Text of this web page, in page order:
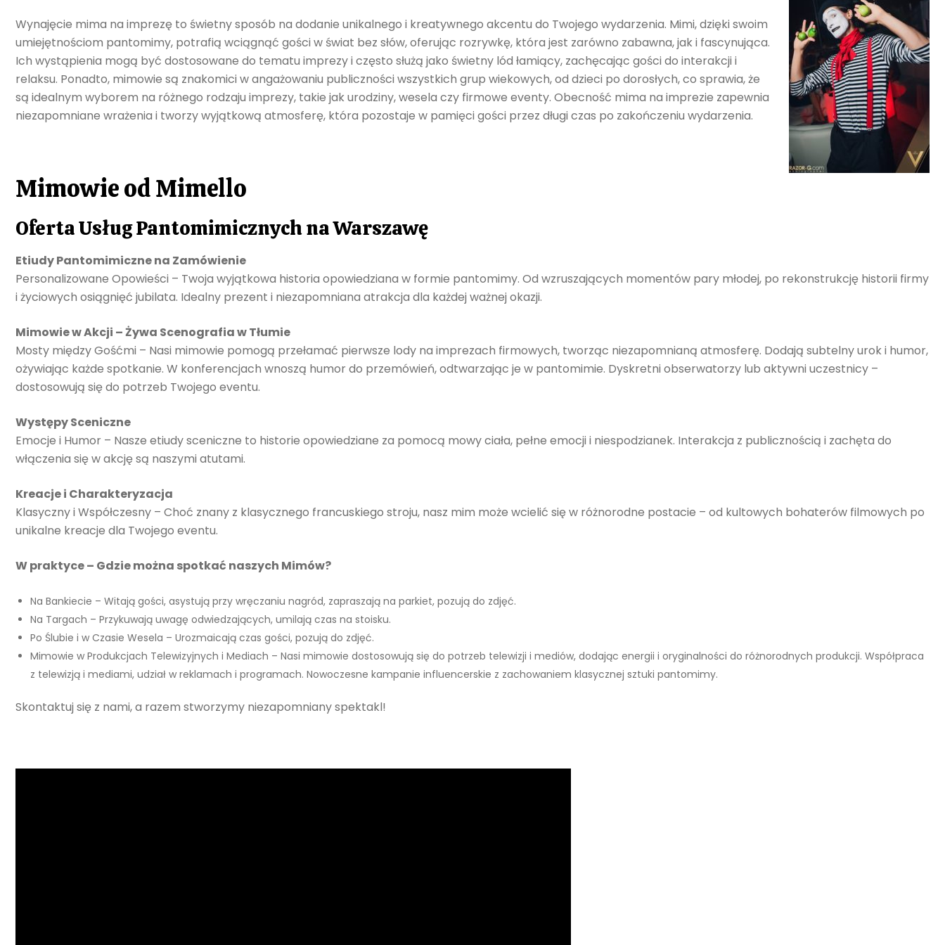
Wynajęcie mima na imprezę to świetny sposób na dodanie unikalnego i kreatywnego akcentu do Twojego wydarzenia. Mimi, dzięki swoim
umiejętnościom pantomimy, potrafią wciągnąć gości w świat bez słów, oferując rozrywkę, która jest zarówno zabawna, jak i fascynująca.
Ich wystąpienia mogą być dostosowane do tematu imprezy i często służą jako świetny lód łamiący, zachęcając gości do interakcji i
relaksu. Ponadto, mimowie są znakomici w angażowaniu publiczności wszystkich grup wiekowych, od dzieci po dorosłych, co sprawia, że
są idealnym wyborem na różnego rodzaju imprezy, takie jak urodziny, wesela czy firmowe eventy. Obecność mima na imprezie zapewnia
niezapomniane wrażenia i tworzy wyjątkową atmosferę, która pozostaje w pamięci gości przez długi czas po zakończeniu wydarzenia.
Mimowie od Mimello
Oferta Usług Pantomimicznych na Warszawę
Etiudy Pantomimiczne na Zamówienie
Personalizowane Opowieści – Twoja wyjątkowa historia opowiedziana w formie pantomimy. Od wzruszających momentów pary młodej, po rekonstrukcję historii firmy
i życiowych osiągnięć jubilata. Idealny prezent i niezapomniana atrakcja dla każdej ważnej okazji.
Mimowie w Akcji – Żywa Scenografia w Tłumie
Mosty między Gośćmi – Nasi mimowie pomogą przełamać pierwsze lody na imprezach firmowych, tworząc niezapomnianą atmosferę. Dodają subtelny urok i humor,
ożywiając każde spotkanie. W konferencjach wnoszą humor do przemówień, odtwarzając je w pantomimie. Dyskretni obserwatorzy lub aktywni uczestnicy –
dostosowują się do potrzeb Twojego eventu.
Występy Sceniczne
Emocje i Humor – Nasze etiudy sceniczne to historie opowiedziane za pomocą mowy ciała, pełne emocji i niespodzianek. Interakcja z publicznością i zachęta do
włączenia się w akcję są naszymi atutami.
Kreacje i Charakteryzacja
Klasyczny i Współczesny – Choć znany z klasycznego francuskiego stroju, nasz mim może wcielić się w różnorodne postacie – od kultowych bohaterów filmowych po
unikalne kreacje dla Twojego eventu.
W praktyce – Gdzie można spotkać naszych Mimów?
Na Bankiecie – Witają gości, asystują przy wręczaniu nagród, zapraszają na parkiet, pozują do zdjęć.
Na Targach – Przykuwają uwagę odwiedzających, umilają czas na stoisku.
Po Ślubie i w Czasie Wesela – Urozmaicają czas gości, pozują do zdjęć.
Mimowie w Produkcjach Telewizyjnych i Mediach – Nasi mimowie dostosowują się do potrzeb telewizji i mediów, dodając energii i oryginalności do różnorodnych produkcji. Współpraca
z telewizją i mediami, udział w reklamach i programach. Nowoczesne kampanie influencerskie z zachowaniem klasycznej sztuki pantomimy.
Skontaktuj się z nami, a razem stworzymy niezapomniany spektakl!